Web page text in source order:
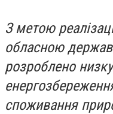
З метою
обласною
розроблено
споживання